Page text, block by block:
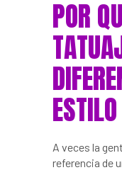
POR
A veces la
referencia de